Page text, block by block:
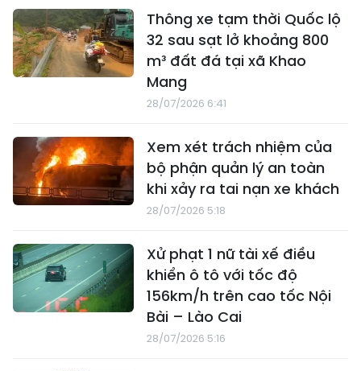
Thông xe tạm thời Quốc lộ
32 sau sạt lở khoảng 800
m³ đất đá tại xã Khao
Mang
28/07/2026 6:41
Xem xét trách nhiệm của
bộ phận quản lý an toàn
khi xảy ra tai nạn xe khách
28/07/2026 5:18
Xử phạt 1 nữ tài xế điều
khiển ô tô với tốc độ
156km/h trên cao tốc Nội
Bài – Lào Cai
28/07/2026 5:16